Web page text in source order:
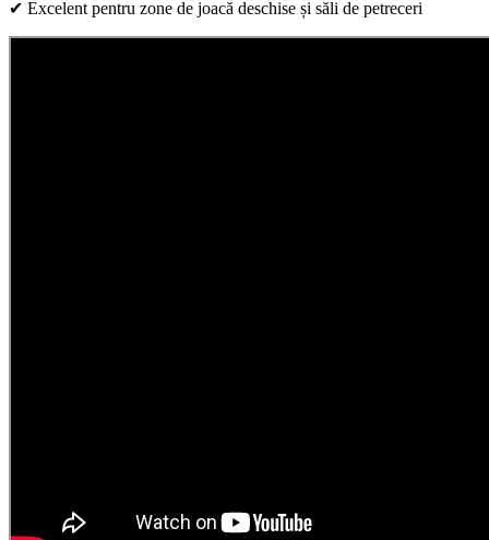
✔ Excelent pentru zone de joacă deschise și săli de petreceri